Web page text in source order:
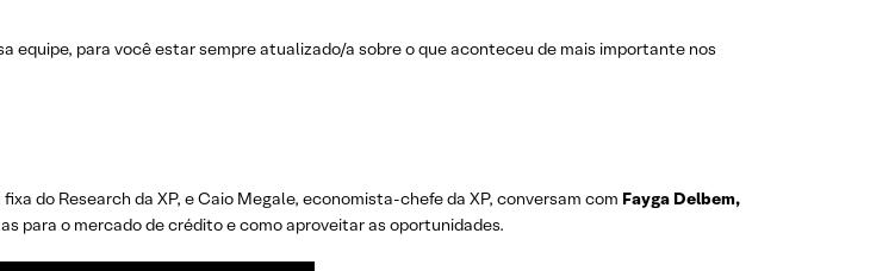
equipe, para você estar sempre atualizado/a sobre o que aconteceu de mais importante nos
do Research da XP, e Caio Megale, economista-chefe da XP, conversam com Fayga Delbem,
para o mercado de crédito e como aproveitar as oportunidades.